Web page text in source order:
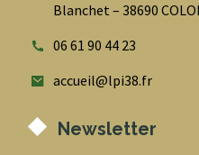
Blanchet – 38690
06 61 90 44 23
accueil@lpi38.fr
Newsletter